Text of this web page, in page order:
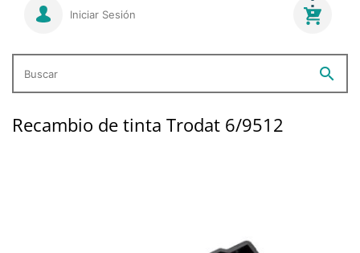
Iniciar Sesión
Buscar
search
Recambio de tinta Trodat 6/9512